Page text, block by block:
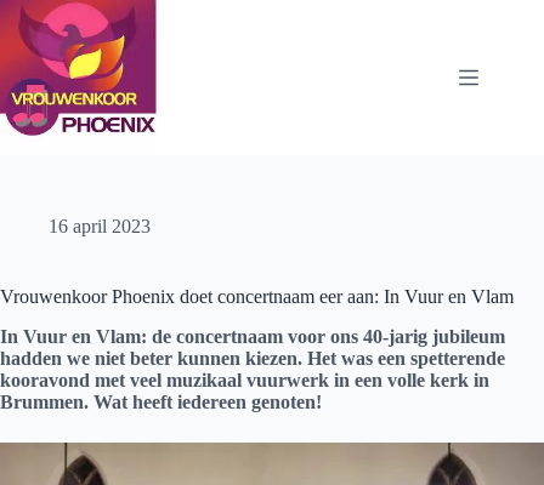
Ga
naar
inhoud
16 april 2023
Vrouwenkoor Phoenix doet concertnaam eer aan: In Vuur en Vlam
In Vuur en Vlam: de concertnaam voor ons 40-jarig jubileum
hadden we niet beter kunnen kiezen. Het was een spetterende
kooravond met veel muzikaal vuurwerk in een volle kerk in
Brummen. Wat heeft iedereen genoten!